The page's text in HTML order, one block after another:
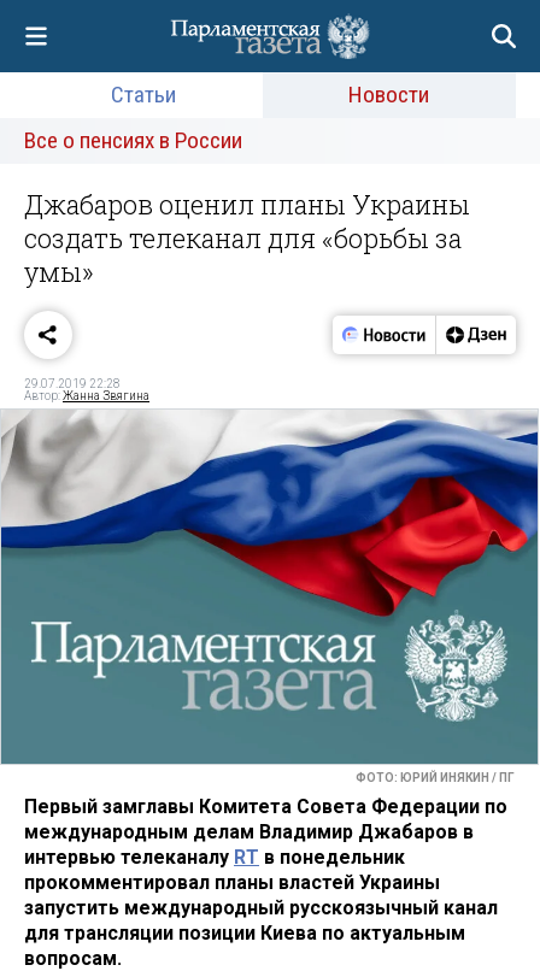
Статьи
Новости
Все о пенсиях в России
Джабаров оценил планы Украины
создать телеканал для «борьбы за
умы»
29.07.2019 22:28
Автор:Жанна Звягина
ФОТО: ЮРИЙ ИНЯКИН / ПГ
Первый замглавы Комитета Совета Федерации по
международным делам Владимир Джабаров в
интервью телеканалу RT в понедельник
прокомментировал планы властей Украины
запустить международный русскоязычный канал
для трансляции позиции Киева по актуальным
вопросам.